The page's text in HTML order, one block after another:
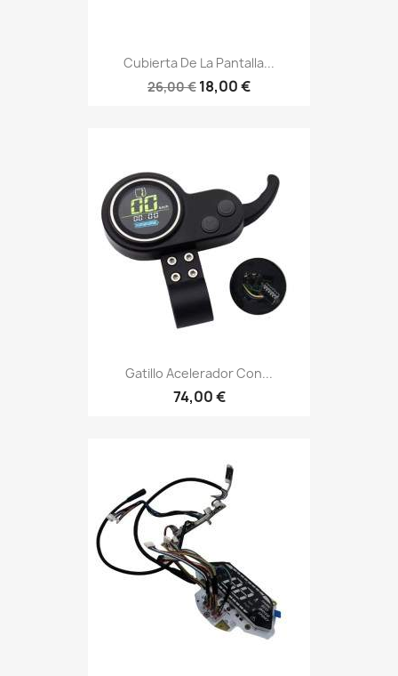
Cubierta De La Pantalla...
26,00 € 18,00 €
Gatillo Acelerador Con...
74,00 €